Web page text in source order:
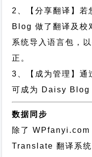
2、【分享翻译】
Blog 做了翻译及
系统导入语言包，
正。
3、【成为管理】通
可成为 Daisy Blog
数据同步
除了
Translate 翻译系统